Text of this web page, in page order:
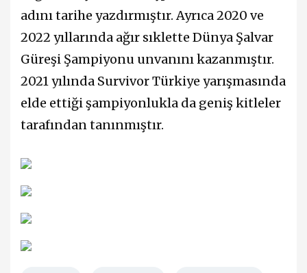
adını tarihe yazdırmıştır. Ayrıca 2020 ve
2022 yıllarında ağır sıklette Dünya Şalvar
Güreşi Şampiyonu unvanını kazanmıştır.
2021 yılında Survivor Türkiye yarışmasında
elde ettiği şampiyonlukla da geniş kitleler
tarafından tanınmıştır.